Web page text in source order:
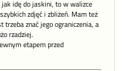
idę do jaskini, to w walizce
zdjęć i zbliżeń. Mam też
znać jego ograniczenia, a
rzadziej.
etapem przed